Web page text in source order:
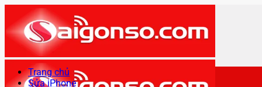
qua
nội
dung
Trang chủ
Sửa iPhone